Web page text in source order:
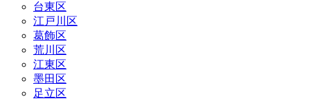
台東区
江戸川区
葛飾区
荒川区
江東区
墨田区
足立区